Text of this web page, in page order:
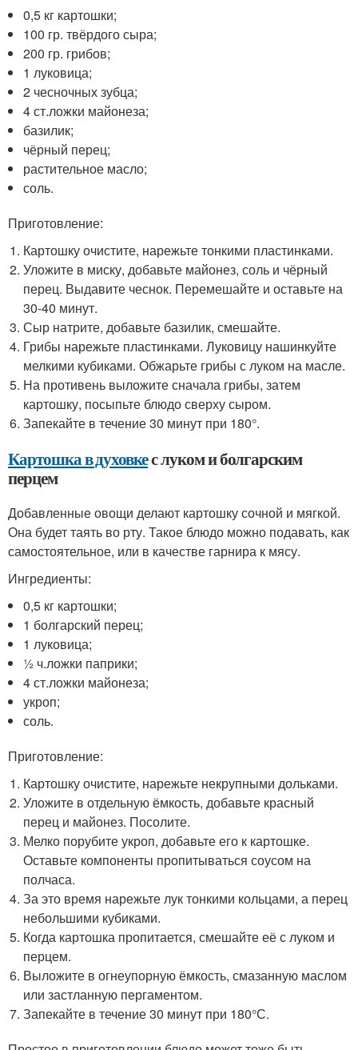
0,5 кг картошки;
100 гр. твёрдого сыра;
200 гр. грибов;
1 луковица;
2 чесночных зубца;
4 ст.ложки майонеза;
базилик;
чёрный перец;
растительное масло;
соль.
Приготовление:
Картошку очистите, нарежьте тонкими пластинками.
Уложите в миску, добавьте майонез, соль и чёрный
перец. Выдавите чеснок. Перемешайте и оставьте на
30-40 минут.
Сыр натрите, добавьте базилик, смешайте.
Грибы нарежьте пластинками. Луковицу нашинкуйте
мелкими кубиками. Обжарьте грибы с луком на масле.
На противень выложите сначала грибы, затем
картошку, посыпьте блюдо сверху сыром.
Запекайте в течение 30 минут при 180°.
Картошка в духовкес луком и болгарским
перцем
Добавленные овощи делают картошку сочной и мягкой.
Она будет таять во рту. Такое блюдо можно подавать, как
самостоятельное, или в качестве гарнира к мясу.
Ингредиенты:
0,5 кг картошки;
1 болгарский перец;
1 луковица;
½ ч.ложки паприки;
4 ст.ложки майонеза;
укроп;
соль.
Приготовление:
Картошку очистите, нарежьте некрупными дольками.
Уложите в отдельную ёмкость, добавьте красный
перец и майонез. Посолите.
Мелко порубите укроп, добавьте его к картошке.
Оставьте компоненты пропитываться соусом на
полчаса.
За это время нарежьте лук тонкими кольцами, а перец
небольшими кубиками.
Когда картошка пропитается, смешайте её с луком и
перцем.
Выложите в огнеупорную ёмкость, смазанную маслом
или застланную пергаментом.
Запекайте в течение 30 минут при 180°С.